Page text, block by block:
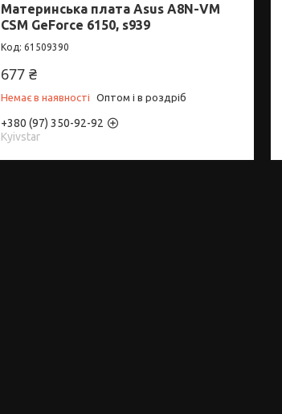
Материнська плата Asus A8N-VM
CSM GeForce 6150, s939
61509390
677 ₴
Немає в наявності Оптом і в роздріб
+380 (97) 350-92-92
Kyivstar